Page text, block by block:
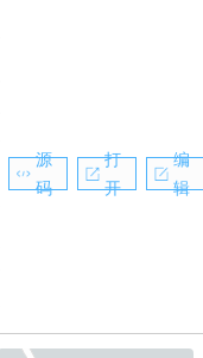
源
码
打
开
编
辑